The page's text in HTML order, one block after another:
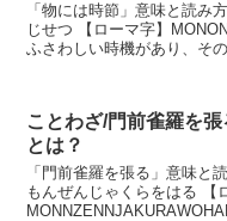
「物には時節」意味と読み方 【表記】物には時節 【読み】ものには
じせつ 【ローマ字】MONONIHAJISETSU
ふさわしい時機があり、そ
ことわざ/門前雀羅を
とは？
「門前雀羅を張る」意味と読み方 【表記】門前雀羅を張
もんぜんじゃくらをはる 【
MONNZENNJAKURAWOHARU 【意味】 訪れる人もなくさ